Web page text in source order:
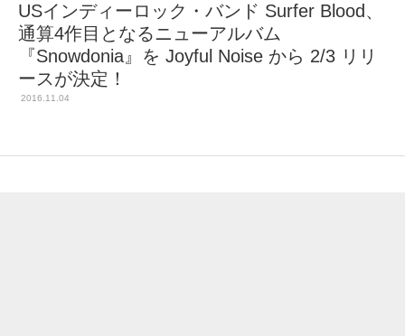
USインディーロック・バンド Surfer Blood、
通算4作目となるニューアルバム
『Snowdonia』を Joyful Noise から 2/3 リリ
ースが決定！
2016.11.04